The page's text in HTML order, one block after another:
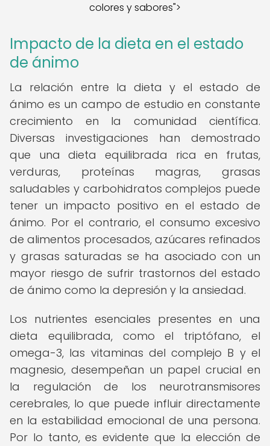
colores y sabores">
Impacto de la dieta en el estado
de ánimo
La relación entre la dieta y el estado de
ánimo es un campo de estudio en constante
crecimiento en la comunidad científica.
Diversas investigaciones han demostrado
que una dieta equilibrada rica en frutas,
verduras, proteínas magras, grasas
saludables y carbohidratos complejos puede
tener un impacto positivo en el estado de
ánimo. Por el contrario, el consumo excesivo
de alimentos procesados, azúcares refinados
y grasas saturadas se ha asociado con un
mayor riesgo de sufrir trastornos del estado
de ánimo como la depresión y la ansiedad.
Los nutrientes esenciales presentes en una
dieta equilibrada, como el triptófano, el
omega-3, las vitaminas del complejo B y el
magnesio, desempeñan un papel crucial en
la regulación de los neurotransmisores
cerebrales, lo que puede influir directamente
en la estabilidad emocional de una persona.
Por lo tanto, es evidente que la elección de